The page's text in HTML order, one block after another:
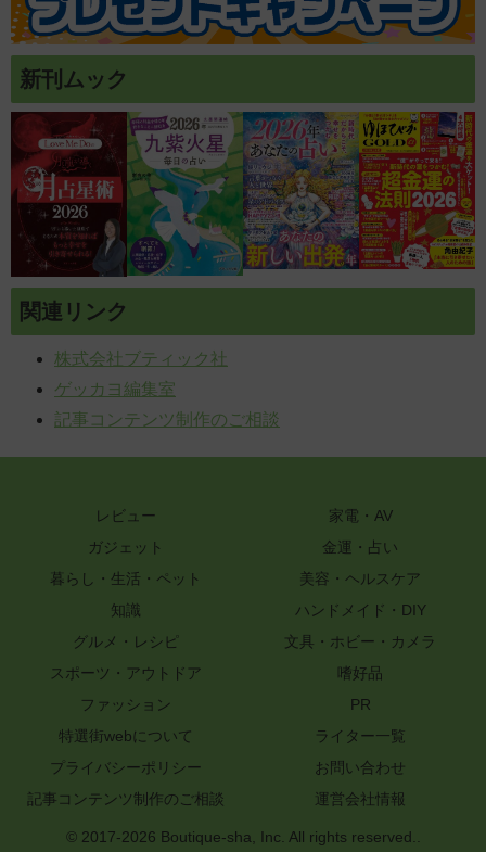
新刊ムック
関連リンク
株式会社ブティック社
ゲッカヨ編集室
記事コンテンツ制作のご相談
レビュー
家電・AV
ガジェット
金運・占い
暮らし・生活・ペット
美容・ヘルスケア
知識
ハンドメイド・DIY
グルメ・レシピ
文具・ホビー・カメラ
スポーツ・アウトドア
嗜好品
ファッション
PR
特選街webについて
ライター一覧
プライバシーポリシー
お問い合わせ
記事コンテンツ制作のご相談
運営会社情報
© 2017-2026 Boutique-sha, Inc. All rights reserved..